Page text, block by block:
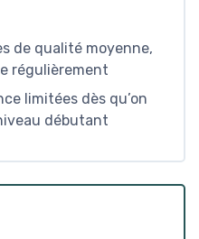
de qualité moyenne,
régulièrement
limitées dès qu’on
débutant